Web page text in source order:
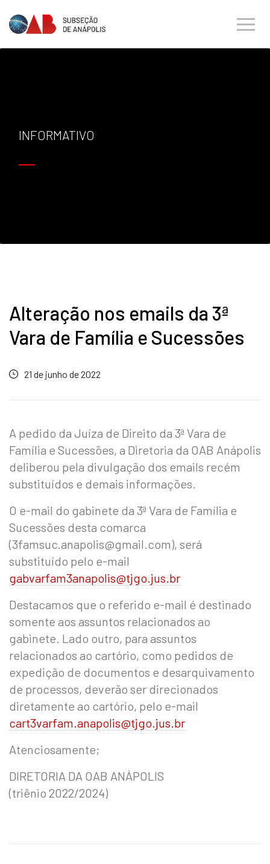
INFORMATIVO
Alteração nos emails da 3ª
Vara de Família e Sucessões
21 de junho de 2022
A pedido da Juíza de Direito da 3ª Vara de
Família e Sucessões, a Diretoria da OAB Anápolis
deliberou pela divulgação dos emails recém
substituídos e demais informações.
O e-mail do gabinete da 3ª Vara de Família e
Sucessões desta comarca
(3famsuc.anapolis@gmail.com), será
substituído pelo e-mail
gabvarfam3anapolis@tjgo.jus.br
Destacamos que o referido e-mail é destinado
somente aos assuntos relacionados ao
gabinete. Lado outro, para assuntos
relacionados ao cartório, como pedidos de
expedição de documentos e desarquivamento
de processos, deverão ser direcionados
diretamente ao cartório, pelo e-mail
cart3varfam.anapolis@tjgo.jus.br
Atenciosamente;
DIRETORIA DA OAB ANÁPOLIS
(triênio 2022/2024)